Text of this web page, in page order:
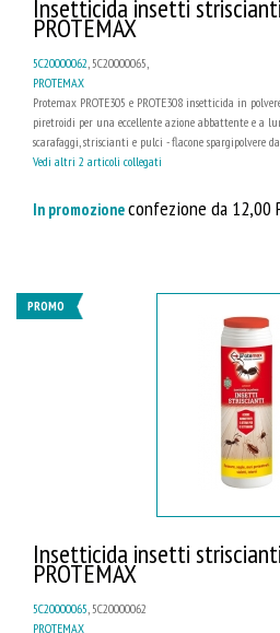
Insetticida insetti
PROTEMAX
5C20000062, 5C20000065,
PROTEMAX
Protemax PROTE305 e PROTE308 insetticida in
piretroidi per una eccellente azione abbattente e a
scarafaggi, striscianti e pulci - flacone spargipolvere
Vedi altri 2 articoli collegati
In promozioneconfezione da 12,00
PROMO
Insetticida insetti
PROTEMAX
5C20000065 , 5C20000062
PROTEMAX